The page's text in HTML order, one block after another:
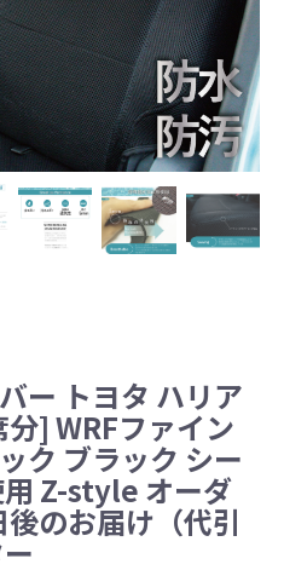
ー トヨタ ハリア
] WRFファイン
ク ブラック シー
用 Z-style オーダ
のお届け（代引